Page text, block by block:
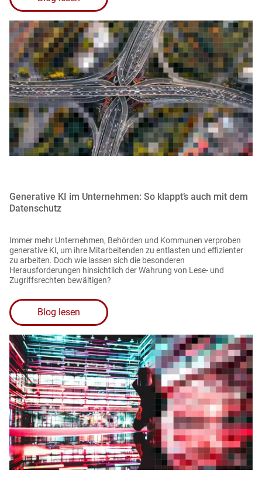
Generative KI im Unternehmen: So klappt’s auch mit dem
Datenschutz
Immer mehr Unternehmen, Behörden und Kommunen verproben
generative KI, um ihre Mitarbeitenden zu entlasten und effizienter
zu arbeiten. Doch wie lassen sich die besonderen
Herausforderungen hinsichtlich der Wahrung von Lese- und
Zugriffsrechten bewältigen?
Blog lesen